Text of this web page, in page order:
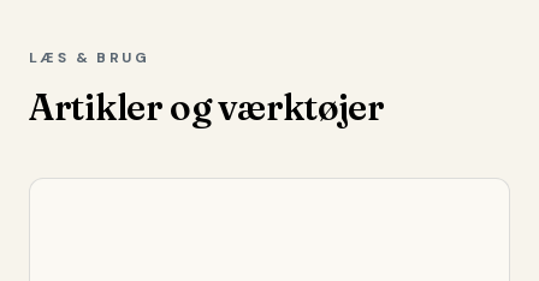
LÆS & BRUG
Artikler og værktøjer